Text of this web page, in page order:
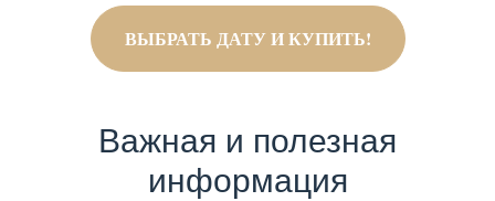
ВЫБРАТЬ ДАТУ И КУПИТЬ!
Важная и полезная
информация